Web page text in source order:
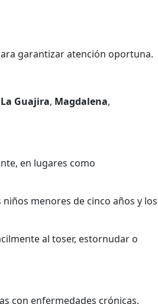
garantizar atención oportuna.
La Guajira, Magdalena,
en lugares como
niños menores de cinco años y los
al toser, estornudar o
con enfermedades crónicas.